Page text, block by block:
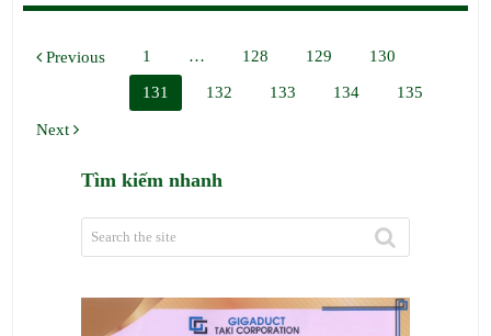
Phân
bài
Previous 1 … 128 129 130
131 132 133 134 135
Next
Tìm kiếm nhanh